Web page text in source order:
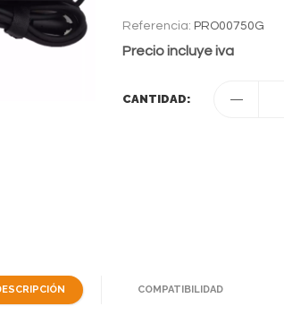
Referencia: PRO00750G
Precio incluye iva
CANTIDAD:
COMPATIBILIDAD